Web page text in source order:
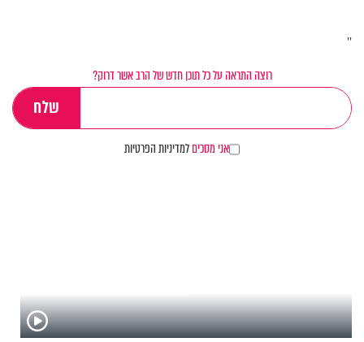
''
רוצה התראה על כל תוכן חדש של הרב אשר דרוק?
אני מסכיםלמדיניות הפרטיות